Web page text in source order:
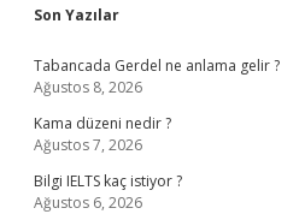
Sidebar
Son Yazılar
Tabancada Gerdel ne anlama gelir ?
Ağustos 8, 2026
Kama düzeni nedir ?
Ağustos 7, 2026
Bilgi IELTS kaç istiyor ?
Ağustos 6, 2026